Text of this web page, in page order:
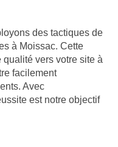
des tactiques de
à Moissac. Cette
vers votre site à
facilement
Avec
est notre objectif